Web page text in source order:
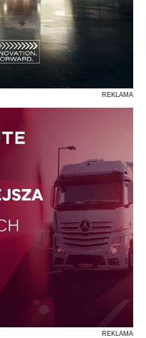
REKLAMA
REKLAMA